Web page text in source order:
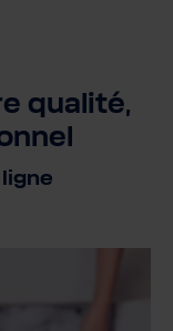
qualité,